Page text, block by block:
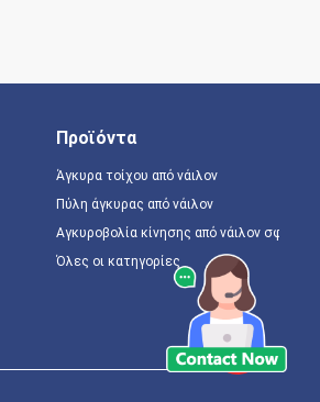
Προϊόντα
Άγκυρα τοίχου από νάιλον
Πύλη άγκυρας από νάιλον
Αγκυροβολία κίνησης από νάιλον σφυρί
Όλες οι κατηγορίες